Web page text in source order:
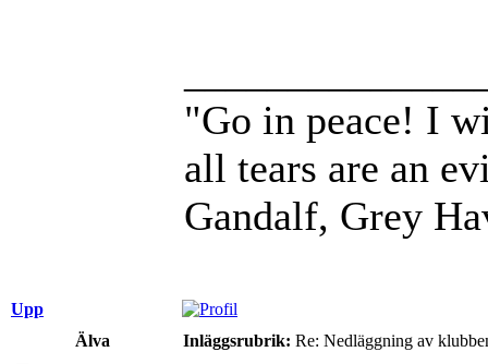
"Go in peace! I
all tears are an
Gandalf, Grey
Upp
Älva
Inläggsrubrik: Re: Nedläggning av